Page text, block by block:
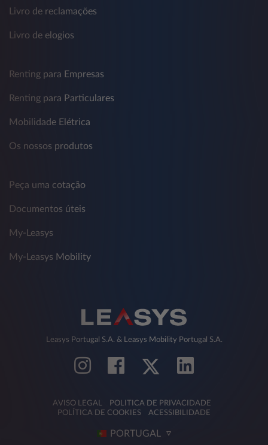
Livro de reclamações
Livro de elogios
Renting para Empresas
Renting para Particulares
Mobilidade Elétrica
Os nossos produtos
Peça uma cotação
Documentos úteis
My-Leasys
My-Leasys Mobility
Leasys Portugal S.A. & Leasys Mobility Portugal S.A.
AVISO LEGAL
POLITICA DE PRIVACIDADE
POLÍTICA DE COOKIES
ACESSIBILIDADE
PORTUGAL